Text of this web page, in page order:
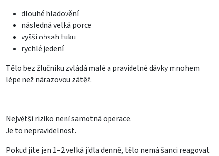
dlouhé hladovění
následná velká porce
vyšší obsah tuku
rychlé jedení
Tělo bez žlučníku zvládá malé a pravidelné dávky mnohem
lépe než nárazovou zátěž.
Největší riziko není samotná operace.
Je to nepravidelnost.
Pokud jíte jen 1–2 velká jídla denně, tělo nemá šanci reagovat